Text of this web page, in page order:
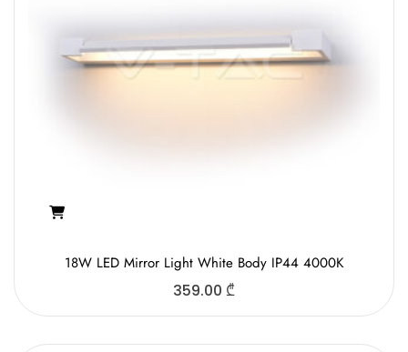
18W LED Mirror Light White Body IP44 4000K
359.00 ₾